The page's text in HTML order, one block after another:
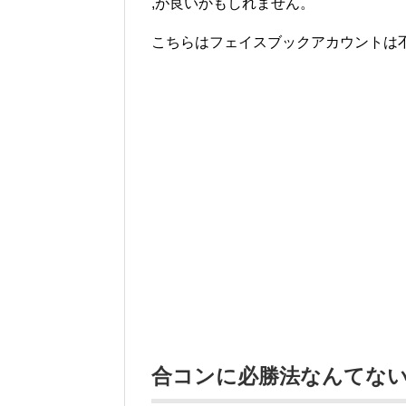
,が良いかもしれません。
こちらはフェイスブックアカウントは
合コンに必勝法なんてない